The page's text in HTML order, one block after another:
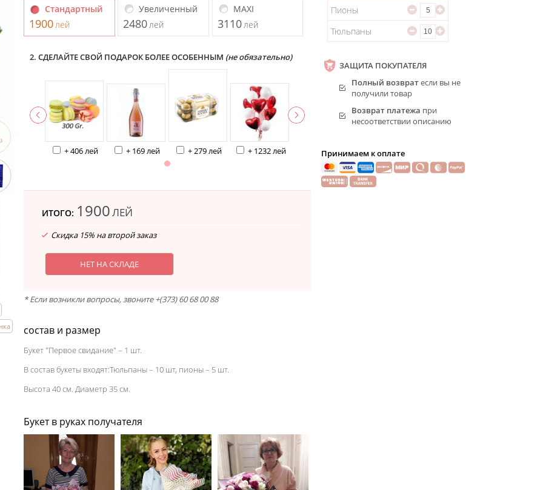
Стандартный
1900 лей
Увеличенный
2480 лей
MAXI
3110 лей
2. СДЕЛАЙТЕ СВОЙ ПОДАРОК БОЛЕЕ ОСОБЕННЫМ (не обязательно)
+ 406 лей + 169 лей + 279 лей + 1232 лей
ИТОГО: 1900ЛЕЙ
Скидка 15% на второй заказ
НЕТ НА СКЛАДЕ
* Если возникли вопросы, звоните +(373) 60 68 00 88
состав и размер
Букет "Первое свидание" – 1 шт.
В состав букеты входят:Тюльпаны – 10 шт, пионы – 5 шт.
Высота 40 см. Диаметр 35 см.
Букет в руках получателя
Пионы
Тюльпаны
ЗАЩИТА ПОКУПАТЕЛЯ
Полный возвратесли вы не
получили товар
Возврат платежа при
несоответствии описанию
Принимаем к оплате